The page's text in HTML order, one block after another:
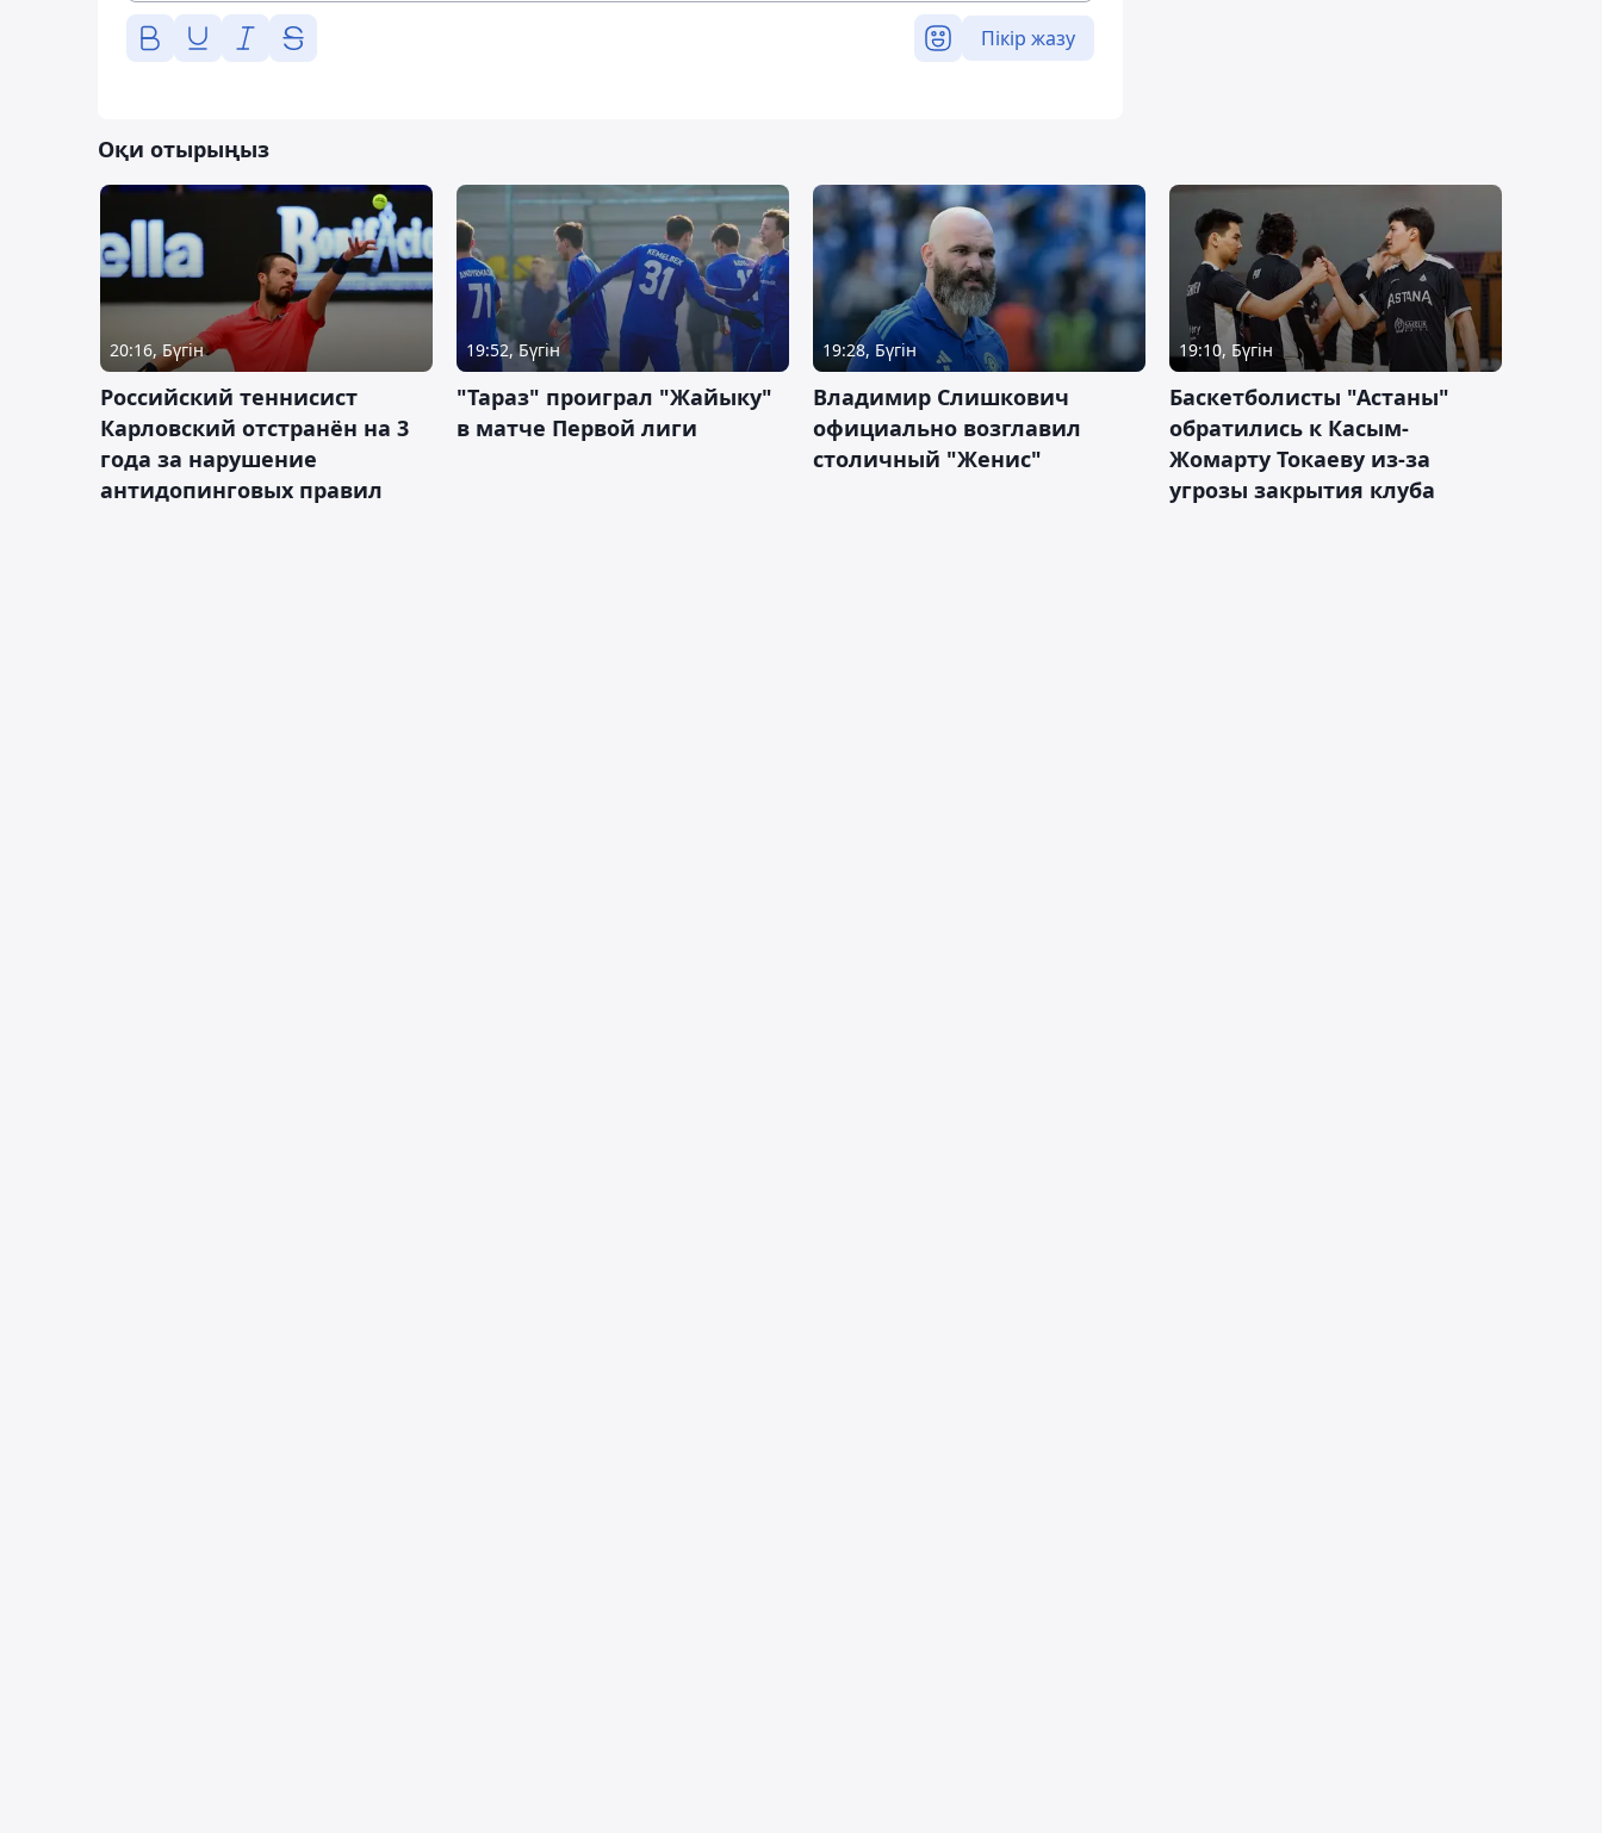
Пікір жазу
Оқи отырыңыз
20:16, Бүгін
Российский теннисист
Карловский отстранён на 3
года за нарушение
антидопинговых правил
19:52, Бүгін
"Тараз" проиграл "Жайыку"
в матче Первой лиги
19:28, Бүгін
Владимир Слишкович
официально возглавил
столичный "Женис"
19:10, Бүгін
Баскетболисты "Астаны"
обратились к Касым-
Жомарту Токаеву из-за
угрозы закрытия клуба